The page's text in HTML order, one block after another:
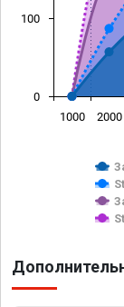
1000 2000
0
100